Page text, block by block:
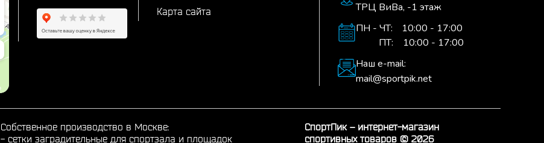
Карта сайта
ТРЦ ВиВа, -1 этаж
ПН - ЧТ:
10:00 - 17:00
ПТ:
10:00 - 17:00
Наш e-mail:
mail@sportpik.net
Собственное производство в Москве:
- сетки заградительные для спортзала и площадок
СпортПик – интернет-магазин
спортивных товаров © 2026